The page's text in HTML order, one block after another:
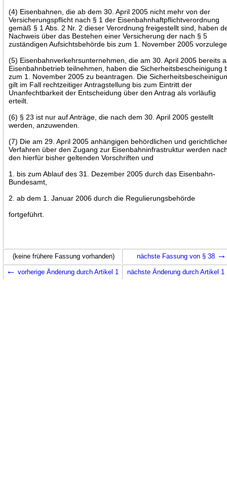
(4) Eisenbahnen, die ab dem 30. April 2005 nicht mehr von der
Versicherungspflicht nach § 1 der Eisenbahnhaftpflichtverordnung
gemäß § 1 Abs. 2 Nr. 2 dieser Verordnung freigestellt sind, haben
Nachweis über das Bestehen einer Versicherung der nach § 5
zuständigen Aufsichtsbehörde bis zum 1. November 2005
(5) Eisenbahnverkehrsunternehmen, die am 30. April 2005 bereits
Eisenbahnbetrieb teilnehmen, haben die Sicherheitsbescheinigung
zum 1. November 2005 zu beantragen. Die
gilt im Fall rechtzeitiger Antragstellung bis zum Eintritt der
Unanfechtbarkeit der Entscheidung über den Antrag als vorläufig
erteilt.
(6) § 23 ist nur auf Anträge, die nach dem 30. April 2005 gestellt
werden, anzuwenden.
(7) Die am 29. April 2005 anhängigen behördlichen und
Verfahren über den Zugang zur Eisenbahninfrastruktur werden
den hierfür bisher geltenden Vorschriften und
1. bis zum Ablauf des 31. Dezember 2005 durch das Eisenbahn-
Bundesamt,
2. ab dem 1. Januar 2006 durch die Regulierungsbehörde
fortgeführt.
(keine frühere Fassung vorhanden) nächste Fassung von § 38 →
← vorherige Änderung durch Artikel 1 nächste Änderung durch Artikel 1